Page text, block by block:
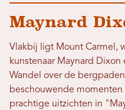
Maynard
Vlakbij ligt Mount Carmel,
kunstenaar Maynard
Wandel over de
beschouwende
prachtige uitzichten in